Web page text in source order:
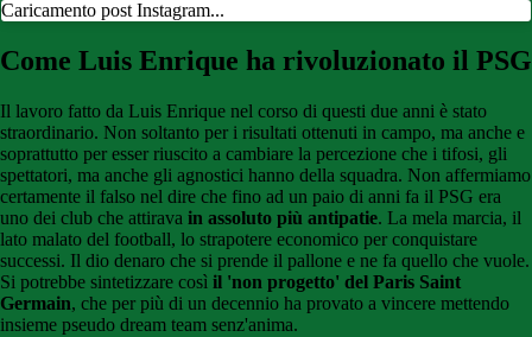
Caricamento post Instagram...
Come Luis Enrique ha rivoluzionato il PSG
Il lavoro fatto da Luis Enrique nel corso di questi due anni è stato
straordinario. Non soltanto per i risultati ottenuti in campo, ma anche e
soprattutto per esser riuscito a cambiare la percezione che i tifosi, gli
spettatori, ma anche gli agnostici hanno della squadra. Non affermiamo
certamente il falso nel dire che fino ad un paio di anni fa il PSG era
uno dei club che attirava in assoluto più antipatie. La mela marcia, il
lato malato del football, lo strapotere economico per conquistare
successi. Il dio denaro che si prende il pallone e ne fa quello che vuole.
Si potrebbe sintetizzare così il 'non progetto' del Paris Saint
Germain, che per più di un decennio ha provato a vincere mettendo
insieme pseudo dream team senz'anima.